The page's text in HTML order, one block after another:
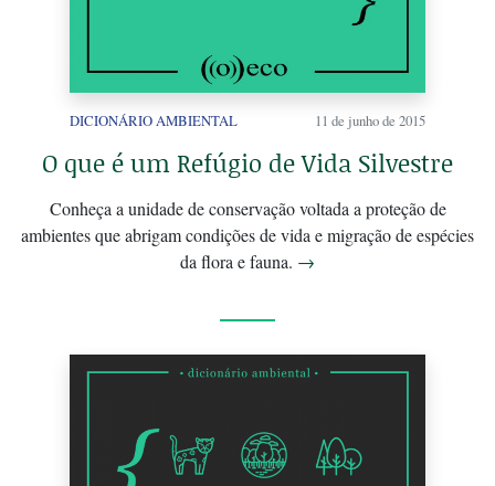
DICIONÁRIO AMBIENTAL 11 de junho de 2015
O que é um Refúgio de Vida Silvestre
Conheça a unidade de conservação voltada a proteção de
ambientes que abrigam condições de vida e migração de espécies
da flora e fauna. →